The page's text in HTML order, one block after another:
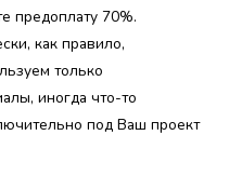
предоплату 70%.
как правило,
только
иногда что-то
под Ваш проект